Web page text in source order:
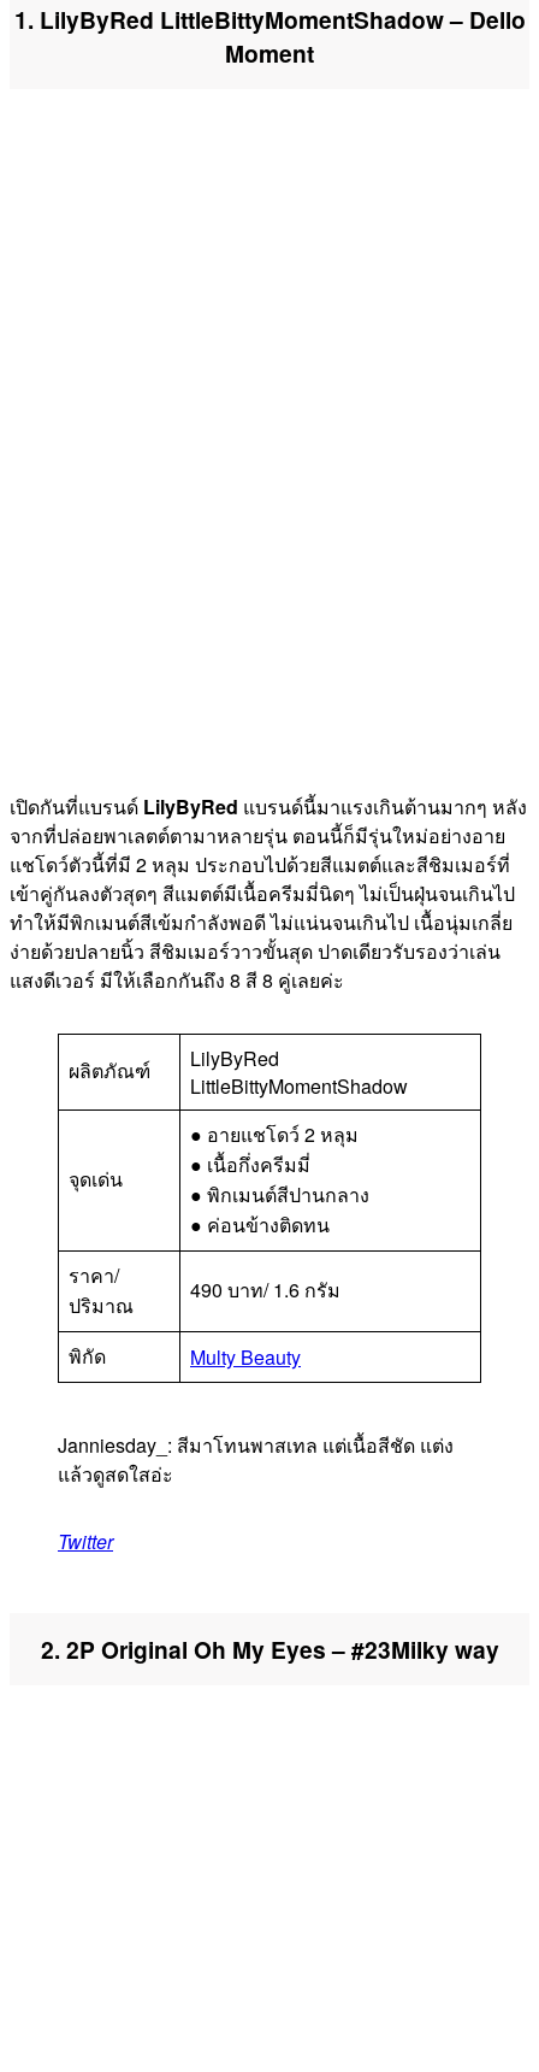
1. LilyByRed LittleBittyMomentShadow – Dello
Moment
เปิดกันที่แบรนด์ LilyByRed แบรนด์นี้มาแรงเกินต้านมากๆ หลัง
จากที่ปล่อยพาเลตต์ตามาหลายรุ่น ตอนนี้ก็มีรุ่นใหม่อย่างอาย
แชโดว์ตัวนี้ที่มี 2 หลุม ประกอบไปด้วยสีแมตต์และสีชิมเมอร์ที่
เข้าคู่กันลงตัวสุดๆ สีแมตต์มีเนื้อครีมมี่นิดๆ ไม่เป็นฝุ่นจนเกินไป
ทำให้มีพิกเมนต์สีเข้มกำลังพอดี ไม่แน่นจนเกินไป เนื้อนุ่มเกลี่ย
ง่ายด้วยปลายนิ้ว สีชิมเมอร์วาวขั้นสุด ปาดเดียวรับรองว่าเล่น
แสงดีเวอร์ มีให้เลือกกันถึง 8 สี 8 คู่เลยค่ะ
ผลิตภัณฑ์
LilyByRed
LittleBittyMomentShadow
จุดเด่น
● อายแชโดว์ 2 หลุม
● เนื้อกึ่งครีมมี่
● พิกเมนต์สีปานกลาง
● ค่อนข้างติดทน
ราคา/
ปริมาณ
490 บาท/ 1.6 กรัม
พิกัด Multy Beauty
Janniesday_: สีมาโทนพาสเทล แต่เนื้อสีชัด แต่ง
แล้วดูสดใสอ่ะ
Twitter
2. 2P Original Oh My Eyes – #23Milky way